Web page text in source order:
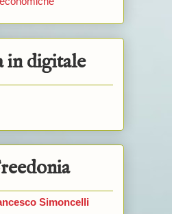
in digitale
Simoncelli